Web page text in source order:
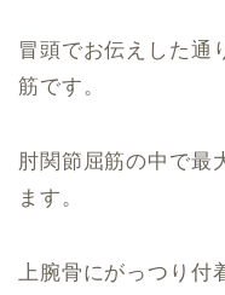
冒頭でお伝えした通
筋です。
肘関節屈筋の中で最
ます。
上腕骨にがっつり付